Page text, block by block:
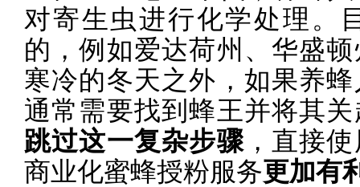
对寄生虫进行化学处理。
的，例如爱达荷州、华盛
寒冷的冬天之外，如果养
通常需要找到蜂王并将其
跳过这一复杂步骤 ，直接
商业化蜜蜂授粉服务更加有